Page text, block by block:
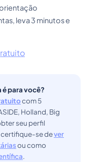
orientação
leva 3 minutos e
é para você?
com 5
Holland, Big
seu perfil
certifique-se dever
ou como
.